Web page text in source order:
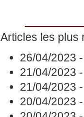
Articles les plus
26/04/2023
21/04/2023
21/04/2023
20/04/2023